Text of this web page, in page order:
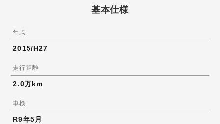
基本仕様
年式
2015/H27
走行距離
2.0万km
車検
R9年5月